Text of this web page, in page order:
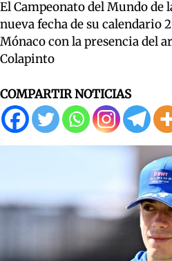
El Campeonato del Mundo de
nueva fecha de su calendario
Mónaco con la presencia del
Colapinto
COMPARTIR NOTICIAS